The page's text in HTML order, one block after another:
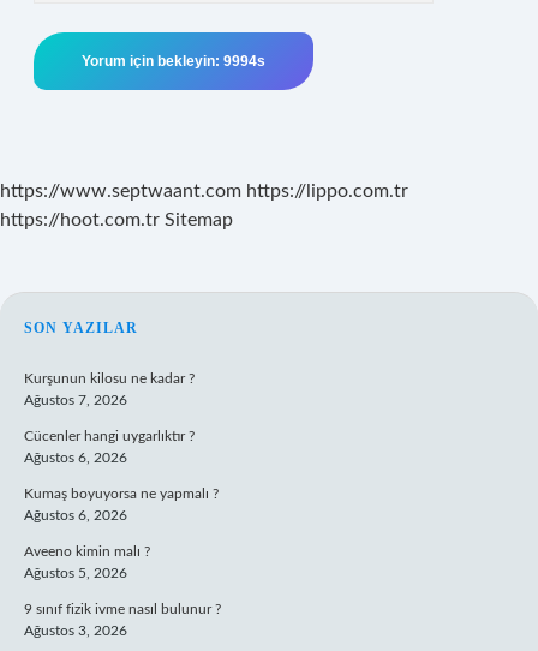
https://www.septwaant.com https://lippo.com.tr
https://hoot.com.tr Sitemap
SIDEBAR
SON YAZILAR
Kurşunun kilosu ne kadar ?
Ağustos 7, 2026
Cücenler hangi uygarlıktır ?
Ağustos 6, 2026
Kumaş boyuyorsa ne yapmalı ?
Ağustos 6, 2026
Aveeno kimin malı ?
Ağustos 5, 2026
9 sınıf fizik ivme nasıl bulunur ?
Ağustos 3, 2026